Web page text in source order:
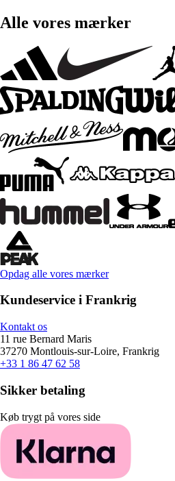
Alle vores mærker
Opdag alle vores mærker
Kundeservice i Frankrig
Kontakt os
11 rue Bernard Maris
37270 Montlouis-sur-Loire, Frankrig
+33 1 86 47 62 58
Sikker betaling
Køb trygt på vores side